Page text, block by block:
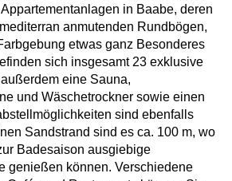
in Baabe, deren
anmutenden Rundbögen,
etwas ganz Besonderes
sich insgesamt 23 exklusive
eine Sauna,
und Wäschetrockner sowie einen
sind ebenfalls
Sandstrand sind es ca. 100 m, wo
Badesaison ausgiebige
genießen können. Verschiedene